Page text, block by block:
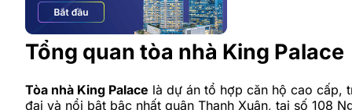
Tổng quan tòa nhà King Palace
Tòa nhà King Palace là dự án tổ hợp căn hộ cao cấp,
đại và nổi bật bậc nhất quận Thanh Xuân, tại số 108